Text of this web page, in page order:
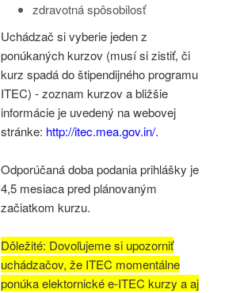
zdravotná spôsobilosť
Uchádzač si vyberie jeden z
ponúkaných kurzov (musí si zistiť, či
kurz spadá do štipendijného programu
ITEC) - zoznam kurzov a bližšie
informácie je uvedený na webovej
stránke: http://itec.mea.gov.in/.
Odporúčaná doba podania prihlášky je
4,5 mesiaca pred plánovaným
začiatkom kurzu.
Dôležité: Dovoľujeme si upozorniť
uchádzačov, že ITEC momentálne
ponúka elektornické e-ITEC kurzy a aj